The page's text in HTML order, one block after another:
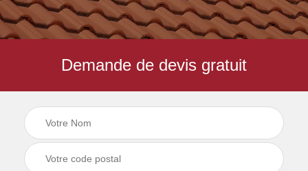
Demande de devis gratuit